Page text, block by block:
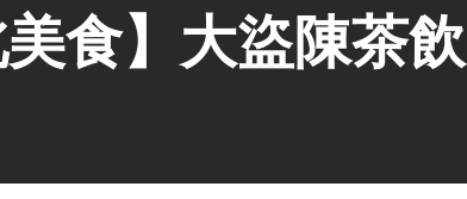
美食】大盜陳茶飲